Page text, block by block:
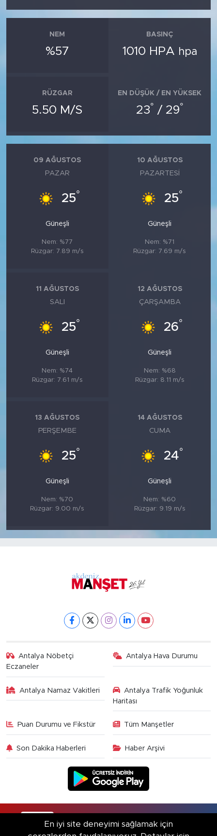
NEM
%57
BASINÇ
1010 HPA hpa
RÜZGAR
5.50 M/S
EN DÜŞÜK / EN YÜKSEK
23° / 29°
09 AĞUSTOS
PAZAR
25°
Güneşli
Nem: %77
Rüzgar: 7.89 m/s
10 AĞUSTOS
PAZARTESI
25°
Güneşli
Nem: %71
Rüzgar: 7.69 m/s
11 AĞUSTOS
SALI
25°
Güneşli
Nem: %74
Rüzgar: 7.61 m/s
12 AĞUSTOS
ÇARŞAMBA
26°
Güneşli
Nem: %68
Rüzgar: 8.11 m/s
13 AĞUSTOS
PERŞEMBE
25°
Güneşli
Nem: %70
Rüzgar: 9.00 m/s
14 AĞUSTOS
CUMA
24°
Güneşli
Nem: %60
Rüzgar: 9.19 m/s
Antalya Nöbetçi
Eczaneler
Antalya Hava Durumu
Antalya Namaz Vakitleri
Antalya Trafik Yoğunluk
Haritası
Puan Durumu ve Fikstür Tüm Manşetler
Son Dakika Haberleri Haber Arşivi
En iyi site deneyimi sağlamak için